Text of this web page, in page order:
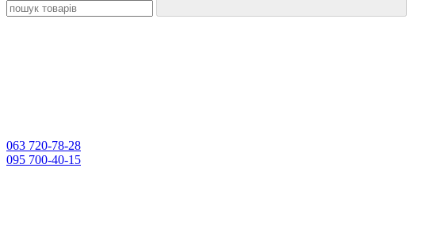
063 720-78-28
095 700-40-15